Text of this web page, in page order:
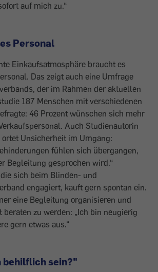
auf mich zu.“
Personal
Einkaufsatmosphäre braucht es
Das zeigt auch eine Umfrage
der im Rahmen der aktuellen
187 Menschen mit verschiedenen
46 Prozent wünschen sich mehr
Auch Studienautorin
Unsicherheit im Umgang:
fühlen sich übergangen,
Begleitung gesprochen wird.“
sich beim Blinden- und
engagiert, kauft gern spontan ein.
eine Begleitung organisieren und
zu werden: „Ich bin neugierig
gern etwas aus.“
behilflich sein?"